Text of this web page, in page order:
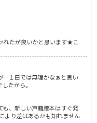
れたが良いかと思います★こ
…１日では無理かなぁと思い
たから。
も、新しい戸籍謄本はすぐ発
より差はあるかも知れません